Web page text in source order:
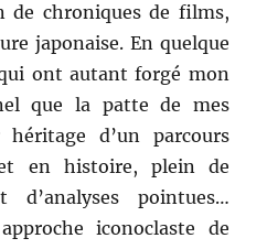
de chroniques de films,
japonaise. En quelque
ont autant forgé mon
que la patte de mes
d’un parcours
en histoire, plein de
d’analyses pointues…
iconoclaste de